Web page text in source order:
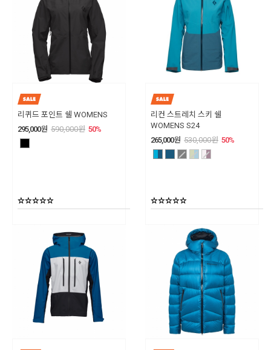
리퀴드 포인트 쉘 WOMENS
295,000원 590,000원 50%
리컨 스트레치 스키 쉘
WOMENS S24
265,000원 530,000원 50%